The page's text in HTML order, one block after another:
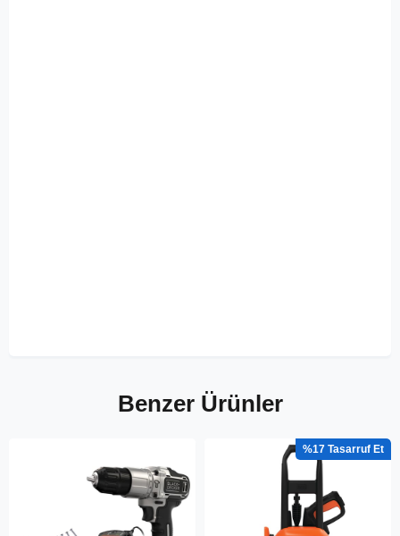
Benzer Ürünler
%17